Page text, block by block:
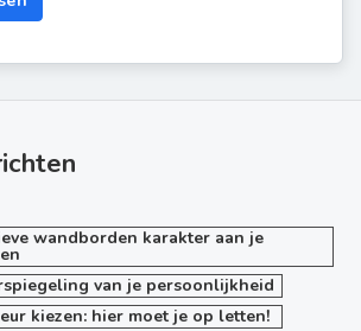
wandborden karakter aan je
van je persoonlijkheid
kiezen: hier moet je op letten!